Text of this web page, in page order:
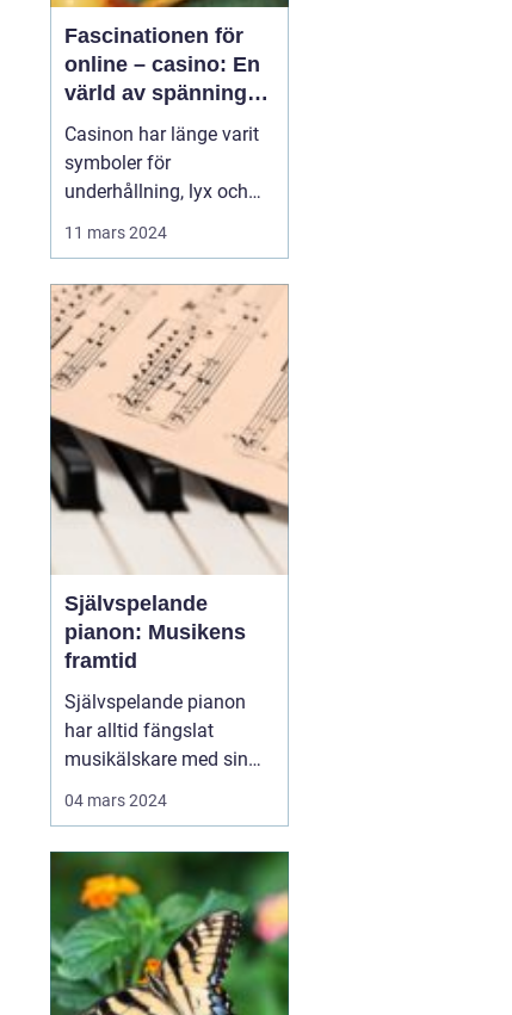
Fascinationen för
online – casino: En
värld av spänning
och underhållning
Casinon har länge varit
symboler för
underhållning, lyx och
spelen på nätet,
fortsätter
casinoupplevelsen att
locka miljontals
besökare var...
11 mars 2024
Självspelande
pianon: Musikens
framtid
Självspelande pianon
har alltid fängslat
musikälskare med sin
förhistoriska pianolorna
till de moderna digitala
systemen har teknolog...
04 mars 2024